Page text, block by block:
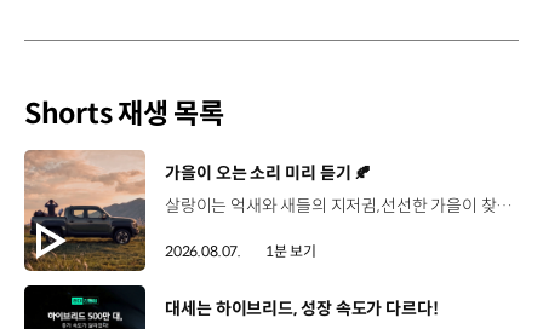
Shorts 재생 목록
[동영상]
가을이 오는 소리 미리 듣기 🍂
살랑이는 억새와 새들의 지저귐,선선한 가을이 찾아오는 소리. 더 기아 타스만과 함께 계절을 만나보세요. 🎧 *본 영상은 AI를 활용해 제작했습니다. #기아 #더기아타스만 #타스만 #가을 #입추 #Tasman #ASMR
2026.08.07. 1분 보기
[동영상]
대세는 하이브리드, 성장 속도가 다르다!